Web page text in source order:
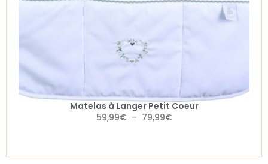
Matelas à Langer Petit Coeur
59,99€ – 79,99€